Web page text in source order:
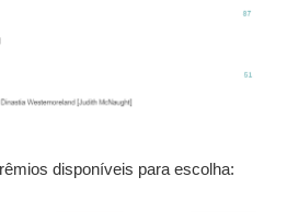
disponíveis para escolha: